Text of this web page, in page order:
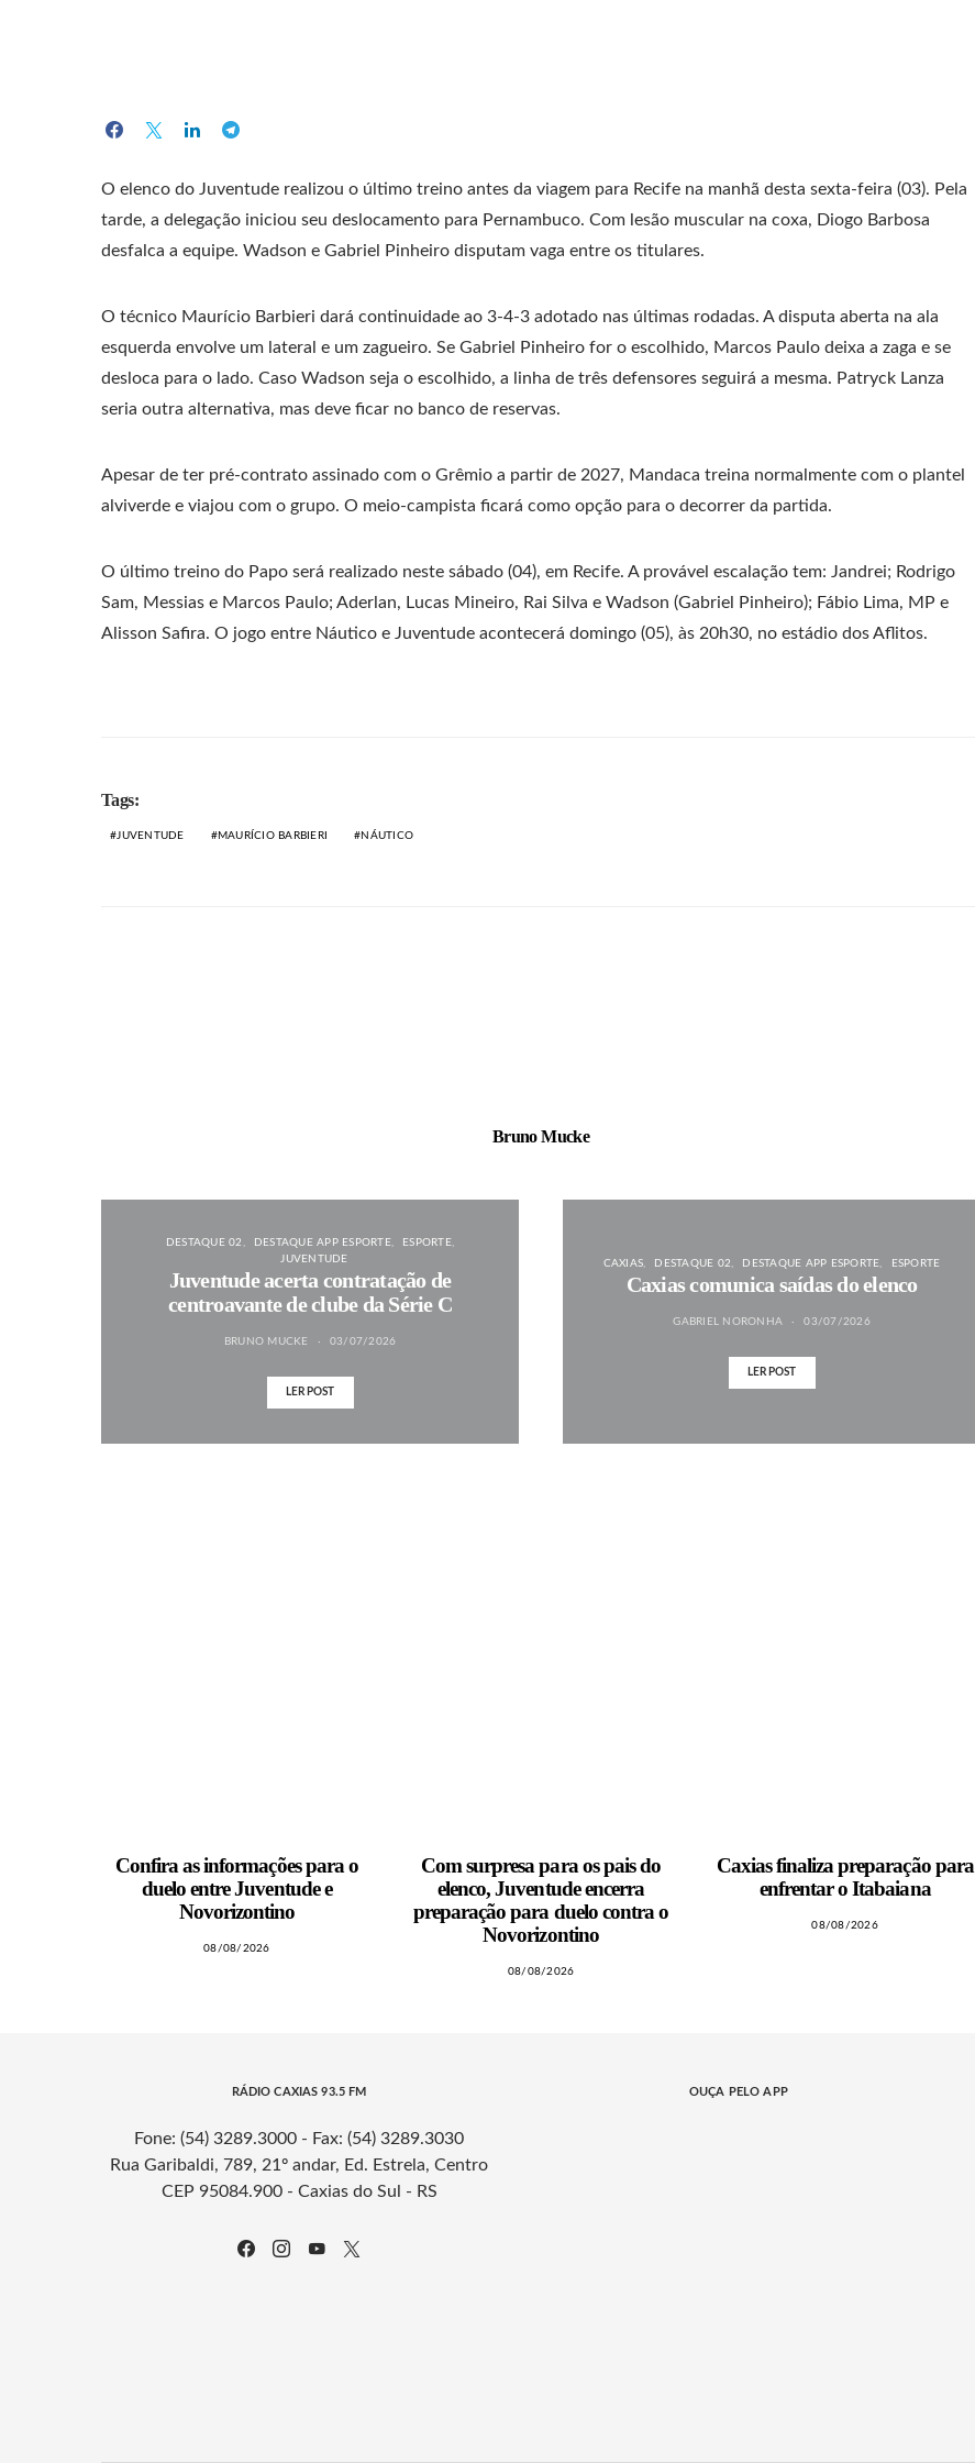
O elenco do Juventude realizou o último treino antes da viagem para Recife na manhã desta sexta-feira (03). Pela
tarde, a delegação iniciou seu deslocamento para Pernambuco. Com lesão muscular na coxa, Diogo Barbosa
desfalca a equipe. Wadson e Gabriel Pinheiro disputam vaga entre os titulares.
O técnico Maurício Barbieri dará continuidade ao 3-4-3 adotado nas últimas rodadas. A disputa aberta na ala
esquerda envolve um lateral e um zagueiro. Se Gabriel Pinheiro for o escolhido, Marcos Paulo deixa a zaga e se
desloca para o lado. Caso Wadson seja o escolhido, a linha de três defensores seguirá a mesma. Patryck Lanza
seria outra alternativa, mas deve ficar no banco de reservas.
Apesar de ter pré-contrato assinado com o Grêmio a partir de 2027, Mandaca treina normalmente com o plantel
alviverde e viajou com o grupo. O meio-campista ficará como opção para o decorrer da partida.
O último treino do Papo será realizado neste sábado (04), em Recife. A provável escalação tem: Jandrei; Rodrigo
Sam, Messias e Marcos Paulo; Aderlan, Lucas Mineiro, Rai Silva e Wadson (Gabriel Pinheiro); Fábio Lima, MP e
Alisson Safira. O jogo entre Náutico e Juventude acontecerá domingo (05), às 20h30, no estádio dos Aflitos.
Tags:
JUVENTUDE MAURÍCIO BARBIERI NÁUTICO
Bruno Mucke
DESTAQUE 02 DESTAQUE APP ESPORTE
ESPORTE
JUVENTUDE
Juventude acerta contratação de
centroavante de clube da Série C
BRUNO MUCKE 03/07/2026
LER POST
CAXIAS DESTAQUE 02 DESTAQUE APP ESPORTE ESPORTE
Caxias comunica saídas do elenco
GABRIEL NORONHA 03/07/2026
LER POST
Confira as informações para o
duelo entre Juventude e
Novorizontino
08/08/2026
Com surpresa para os pais do
elenco, Juventude encerra
preparação para duelo contra o
Novorizontino
08/08/2026
Caxias finaliza preparação para
enfrentar o Itabaiana
08/08/2026
RÁDIO CAXIAS 93.5 FM
Fone: (54) 3289.3000 - Fax: (54) 3289.3030
Rua Garibaldi, 789, 21º andar, Ed. Estrela, Centro
CEP 95084.900 - Caxias do Sul - RS
OUÇA PELO APP